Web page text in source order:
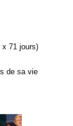
71 jours)
de sa vie